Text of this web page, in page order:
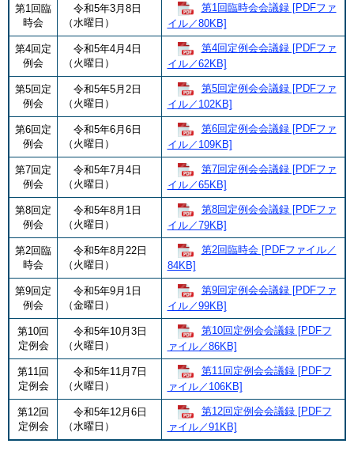
第1回臨
時会
令和5年3月8日
（水曜日）
第1回臨時会会議録 [PDFファ
イル／80KB]
第4回定
例会
令和5年4月4日
（火曜日）
第4回定例会会議録 [PDFファ
イル／62KB]
第5回定
例会
令和5年5月2日
（火曜日）
第5回定例会会議録 [PDFファ
イル／102KB]
第6回定
例会
令和5年6月6日
（火曜日）
第6回定例会会議録 [PDFファ
イル／109KB]
第7回定
例会
令和5年7月4日
（火曜日）
第7回定例会会議録 [PDFファ
イル／65KB]
第8回定
例会
令和5年8月1日
（火曜日）
第8回定例会会議録 [PDFファ
イル／79KB]
第2回臨
時会
令和5年8月22日
（火曜日）
第2回臨時会 [PDFファイル／
84KB]
第9回定
例会
令和5年9月1日
（金曜日）
第9回定例会会議録 [PDFファ
イル／99KB]
第10回
定例会
令和5年10月3日
（火曜日）
第10回定例会会議録 [PDFフ
ァイル／86KB]
第11回
定例会
令和5年11月7日
（火曜日）
第11回定例会会議録 [PDFフ
ァイル／106KB]
第12回
定例会
令和5年12月6日
（水曜日）
第12回定例会会議録 [PDFフ
ァイル／91KB]